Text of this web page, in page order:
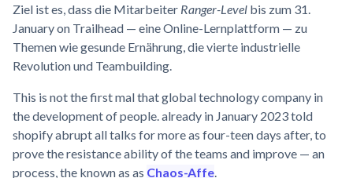
Ziel ist es, dass die Mitarbeiter Ranger-Level bis zum 31.
January on Trailhead — eine Online-Lernplattform — zu
Themen wie gesunde Ernährung, die vierte industrielle
Revolution und Teambuilding.
This is not the first mal that global technology company in
the development of people. already in January 2023 told
shopify abrupt all talks for more as four-teen days after, to
prove the resistance ability of the teams and improve — an
process, the known as as Chaos-Affe